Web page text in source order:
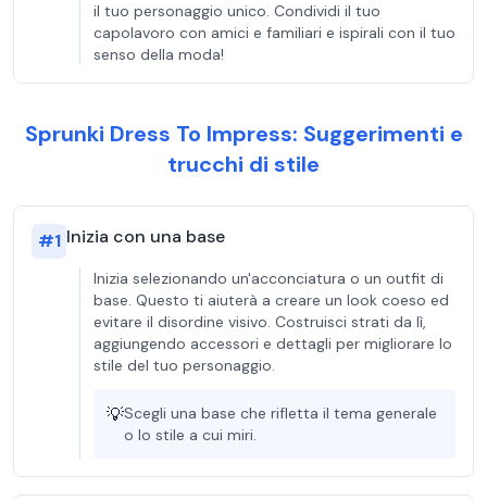
il tuo personaggio unico. Condividi il tuo
capolavoro con amici e familiari e ispirali con il tuo
senso della moda!
Sprunki Dress To Impress: Suggerimenti e
trucchi di stile
#1 Inizia con una base
Inizia selezionando un'acconciatura o un outfit di
base. Questo ti aiuterà a creare un look coeso ed
evitare il disordine visivo. Costruisci strati da lì,
aggiungendo accessori e dettagli per migliorare lo
stile del tuo personaggio.
💡Scegli una base che rifletta il tema generale
o lo stile a cui miri.